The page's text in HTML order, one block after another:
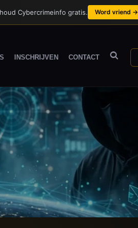
Cybercrimeinfo gratis. Word vriend →
INSCHRIJVEN CONTACT